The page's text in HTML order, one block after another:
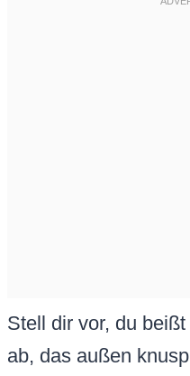
Stell dir vor, du
ab, das außen